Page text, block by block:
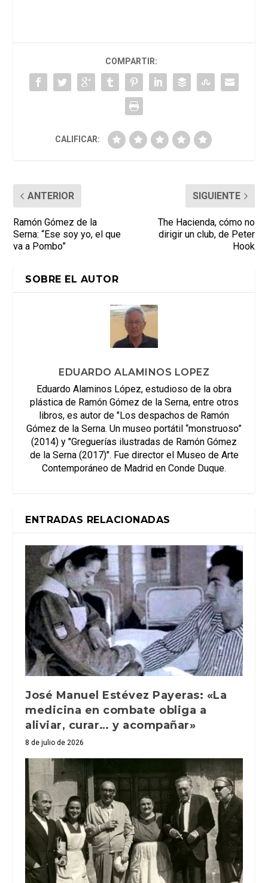
COMPARTIR:
CALIFICAR:
ANTERIOR
Ramón Gómez de la
Serna: “Ese soy yo, el que
va a Pombo”
SIGUIENTE
The Hacienda, cómo no
dirigir un club, de Peter
Hook
SOBRE EL AUTOR
EDUARDO ALAMINOS LOPEZ
Eduardo Alaminos López, estudioso de la obra
plástica de Ramón Gómez de la Serna, entre otros
libros, es autor de "Los despachos de Ramón
Gómez de la Serna. Un museo portátil “monstruoso”
(2014) y "Greguerías ilustradas de Ramón Gómez
de la Serna (2017)". Fue director el Museo de Arte
Contemporáneo de Madrid en Conde Duque.
ENTRADAS RELACIONADAS
José Manuel Estévez Payeras: «La
medicina en combate obliga a
aliviar, curar… y acompañar»
8 de julio de 2026